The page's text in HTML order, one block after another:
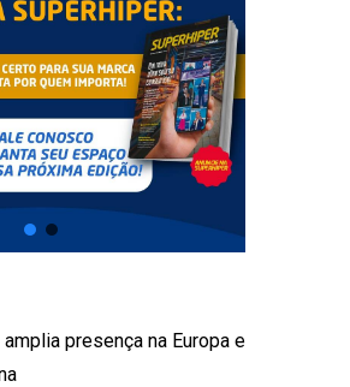
presença na Europa e